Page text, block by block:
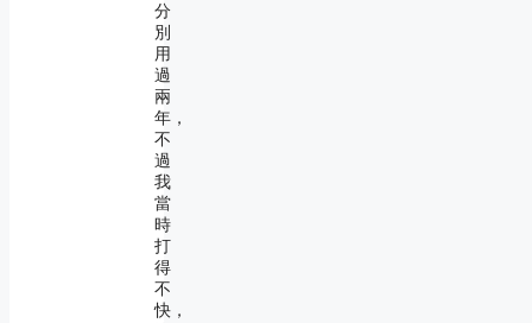
分
別
用
過
兩
年，
不
過
我
當
時
打
得
不
快，